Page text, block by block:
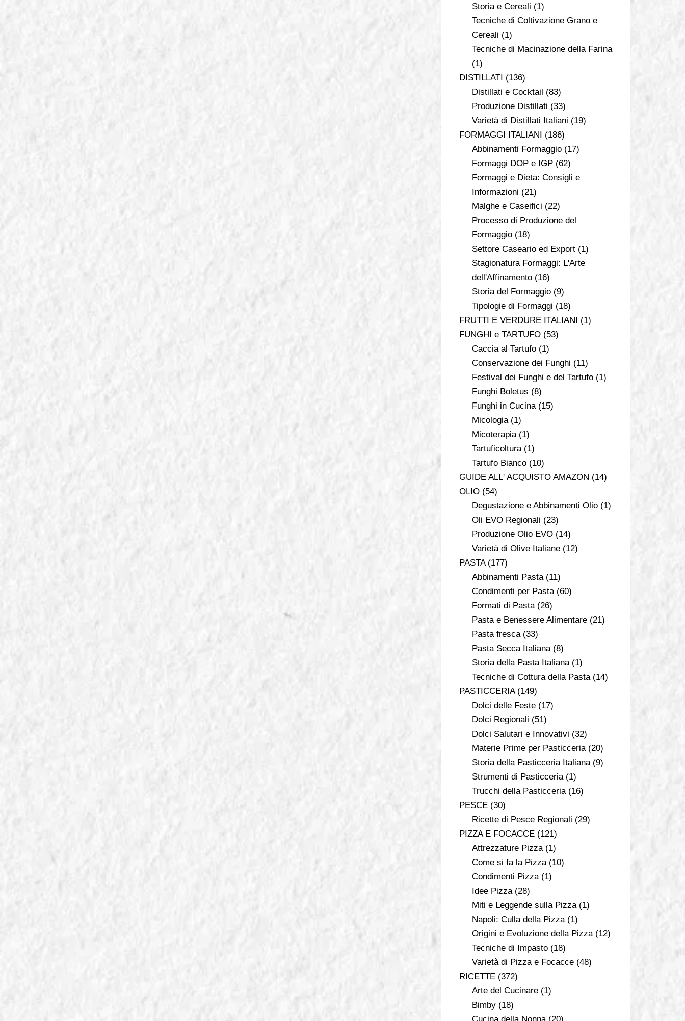
Storia e Cereali (1)
Tecniche di Coltivazione Grano e
Cereali (1)
Tecniche di Macinazione della Farina
(1)
DISTILLATI (136)
Distillati e Cocktail (83)
Produzione Distillati (33)
Varietà di Distillati Italiani (19)
FORMAGGI ITALIANI (186)
Abbinamenti Formaggio(17)
Formaggi DOP e IGP(62)
Formaggi e Dieta: Consigli e
Informazioni (21)
Malghe e Caseifici (22)
Processo di Produzione del
Formaggio(18)
Settore Caseario ed Export(1)
Stagionatura Formaggi: L'Arte
dell'Affinamento(16)
Storia del Formaggio(9)
Tipologie di Formaggi (18)
FRUTTI E VERDURE ITALIANI (1)
FUNGHI e TARTUFO(53)
Caccia al Tartufo(1)
Conservazione dei Funghi (11)
Festival dei Funghi e del Tartufo(1)
Funghi Boletus (8)
Funghi in Cucina(15)
Micologia(1)
Micoterapia(1)
Tartuficoltura(1)
Tartufo Bianco(10)
GUIDE ALL' ACQUISTO AMAZON (14)
OLIO(54)
Degustazione e Abbinamenti Olio(1)
Oli EVO Regionali (23)
Produzione Olio EVO(14)
Varietà di Olive Italiane(12)
PASTA(177)
Abbinamenti Pasta(11)
Condimenti per Pasta(60)
Formati di Pasta(26)
Pasta e Benessere Alimentare(21)
Pasta fresca(33)
Pasta Secca Italiana(8)
Storia della Pasta Italiana(1)
Tecniche di Cottura della Pasta(14)
PASTICCERIA(149)
Dolci delle Feste(17)
Dolci Regionali (51)
Dolci Salutari e Innovativi (32)
Materie Prime per Pasticceria(20)
Storia della Pasticceria Italiana(9)
Strumenti di Pasticceria(1)
Trucchi della Pasticceria(16)
PESCE(30)
Ricette di Pesce Regionali (29)
PIZZA E FOCACCE(121)
Attrezzature Pizza(1)
Come si fa la Pizza(10)
Condimenti Pizza(1)
Idee Pizza(28)
Miti e Leggende sulla Pizza(1)
Napoli: Culla della Pizza(1)
Origini e Evoluzione della Pizza(12)
Tecniche di Impasto(18)
Varietà di Pizza e Focacce(48)
RICETTE(372)
Arte del Cucinare(1)
Bimby(18)
Cucina della Nonna(20)